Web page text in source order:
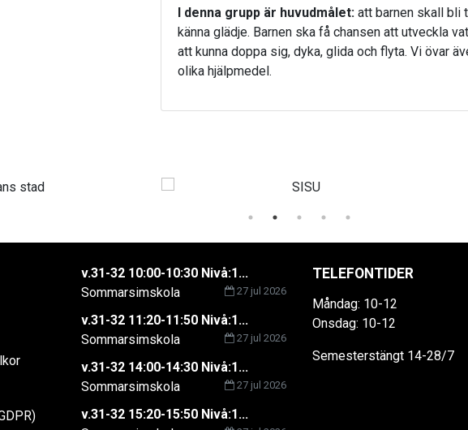
I denna grupp är huvudmålet: att barnen skall bli
känna glädje. Barnen ska få chansen att utveckla
att kunna doppa sig, dyka, glida och flyta. Vi övar
olika hjälpmedel.
v.31-32 10:00-10:30 Nivå:1...
27 jul 2026
Sommarsimskola
v.31-32 11:20-11:50 Nivå:1...
27 jul 2026
Sommarsimskola
v.31-32 14:00-14:30 Nivå:1...
27 jul 2026
Sommarsimskola
v.31-32 15:20-15:50 Nivå:1...
TELEFONTIDER
Måndag: 10-12
Onsdag: 10-12
Semesterstängt 14-28/7